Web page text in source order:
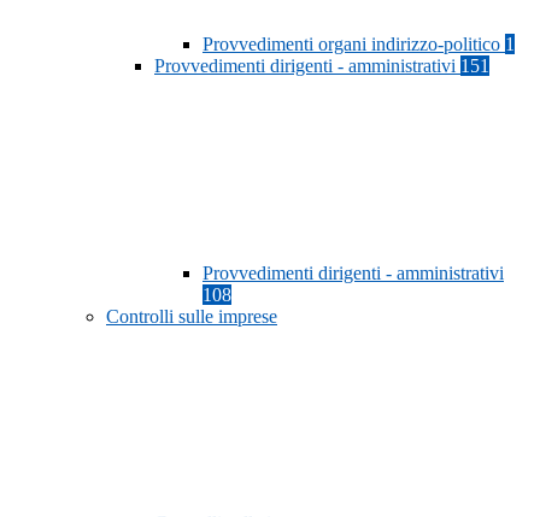
Provvedimenti organi indirizzo-politico 1
Provvedimenti dirigenti - amministrativi 151
Provvedimenti dirigenti - amministrativi
108
Controlli sulle imprese